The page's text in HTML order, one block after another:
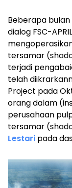
Beberapa
dialog FSC-
tersamar
terjadi
telah
Project pada
orang dalam
perusahaan
tersamar
Lestari pada